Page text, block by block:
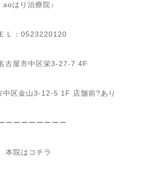
aoはり治療院 ↓
Ｌ： 0523220120
古屋市中区栄3-27-7 4F
中区金山3-12-5 1F 店舗前?︎あり
ーーーーーーーー
本院はコチラ